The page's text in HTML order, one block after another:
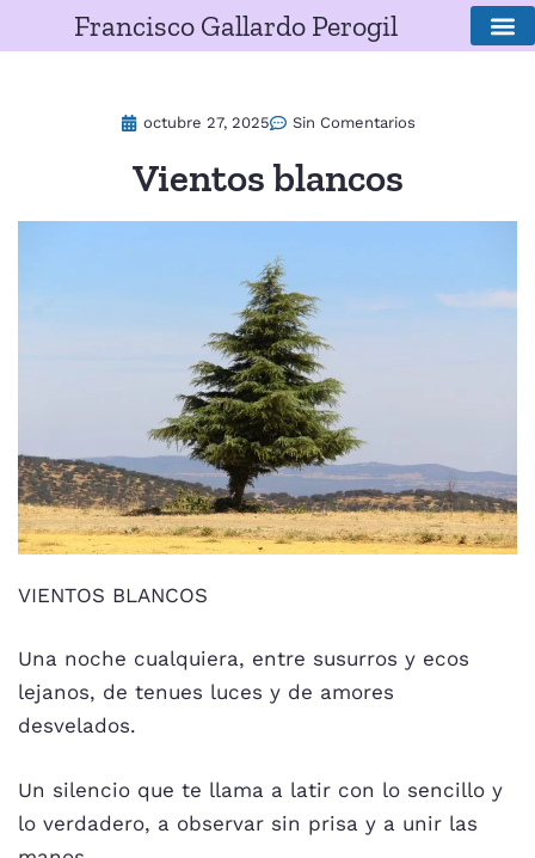
Francisco Gallardo Perogil
octubre 27, 2025 Sin Comentarios
Vientos blancos
VIENTOS BLANCOS
Una noche cualquiera, entre susurros y ecos
lejanos, de tenues luces y de amores
desvelados.
Un silencio que te llama a latir con lo sencillo y
lo verdadero, a observar sin prisa y a unir las